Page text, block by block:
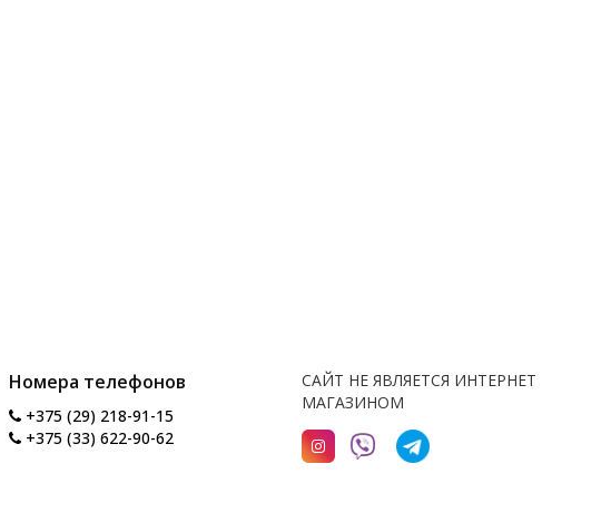
Номера телефонов
+375 (29) 218-91-15
+375 (33) 622-90-62
САЙТ НЕ ЯВЛЯЕТСЯ ИНТЕРНЕТ
МАГАЗИНОМ